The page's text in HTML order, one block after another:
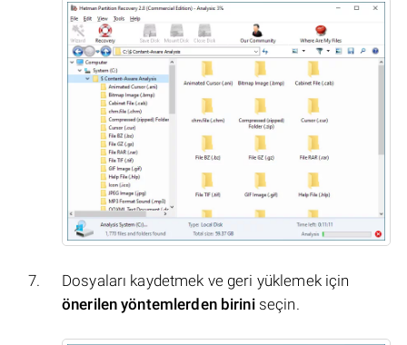
Dosyaları kaydetmek ve geri yüklemek için
önerilen yöntemlerden biriniseçin.